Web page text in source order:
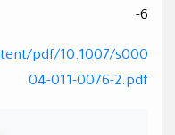
6-
pdf/10.1007/s000
04-011-0076-2.pdf